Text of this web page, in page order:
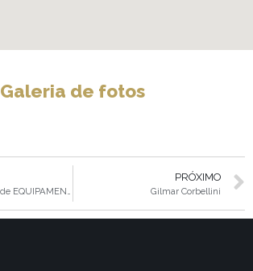
Galeria de fotos
PRÓXIMO
Gilmar Corbellini